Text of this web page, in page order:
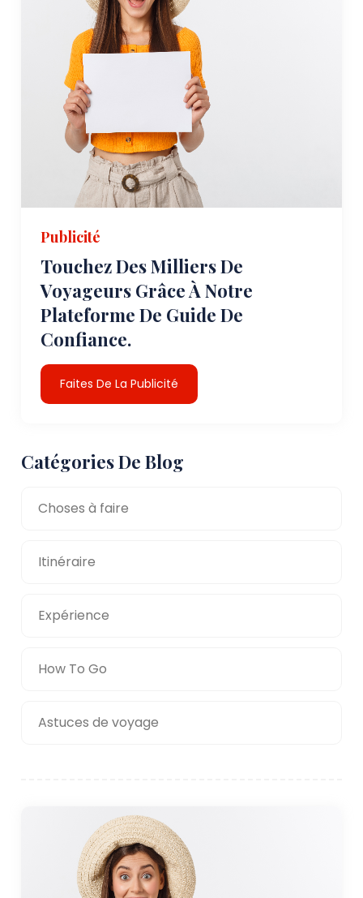
Publicité
Touchez Des Milliers De
Voyageurs Grâce À Notre
Plateforme De Guide De
Confiance.
Faites De La Publicité
Catégories De Blog
Choses à faire
Itinéraire
Expérience
How To Go
Astuces de voyage